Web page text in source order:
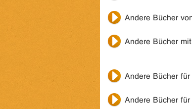
Andere Bücher
Andere Bücher
Andere Bücher für
Andere Bücher für